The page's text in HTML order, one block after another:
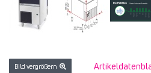
Bild vergrößern